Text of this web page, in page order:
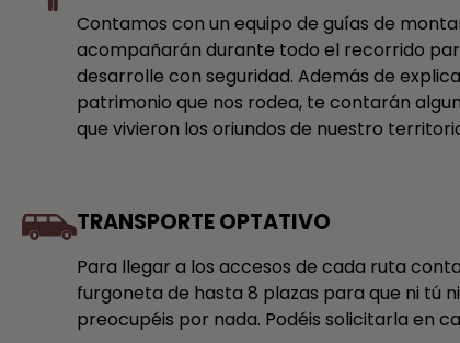
Contamos con un equipo de guías de
acompañarán durante todo el recorrido
desarrolle con seguridad. Además de
patrimonio que nos rodea, te contarán
que vivieron los oriundos de nuestro
TRANSPORTE OPTATIVO
Para llegar a los accesos de cada ruta
furgoneta de hasta 8 plazas para que ni tú
preocupéis por nada. Podéis solicitarla en